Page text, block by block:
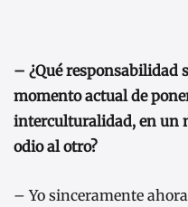
– ¿Qué responsabilidad
momento actual de
interculturalidad, en un
odio al otro?
– Yo sinceramente